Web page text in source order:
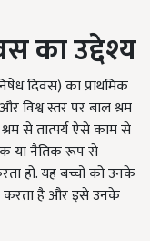
का उद्देश्य
दिवस) का प्राथमिक
विश्व स्तर पर बाल श्रम
से तात्पर्य ऐसे काम से
या नैतिक रूप से
हो. यह बच्चों को उनके
हैऔर इसे उनके